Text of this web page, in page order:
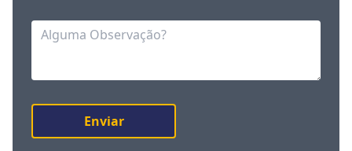
Observação
Enviar